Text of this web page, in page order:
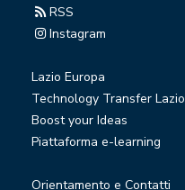
RSS
Instagram
Lazio Europa
Technology Transfer Lazio
Boost your Ideas
Piattaforma e-learning
Orientamento e Contatti